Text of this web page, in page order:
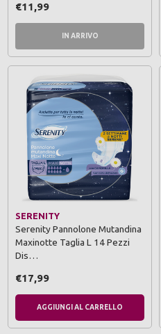
€11,99
IN ARRIVO
SERENITY
Serenity Pannolone Mutandina
Maxinotte Taglia L 14 Pezzi
Dis…
€17,99
AGGIUNGI AL CARRELLO